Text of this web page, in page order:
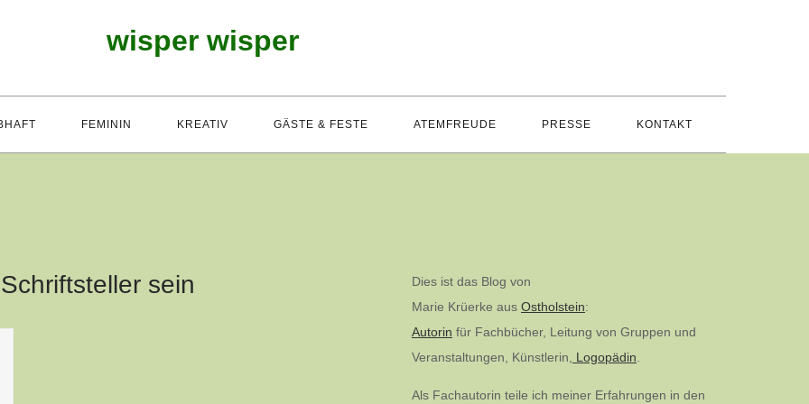
wisper wisper
FEMININ KREATIV GÄSTE & FESTE ATEMFREUDE PRESSE KONTAKT
Schriftsteller sein
Dies ist das Blog von
Marie Krüerke aus Ostholstein:
Autorin für Fachbücher, Leitung von Gruppen und
Veranstaltungen, Künstlerin,
Logopädin
Als Fachautorin teile ich meiner Erfahrungen in den